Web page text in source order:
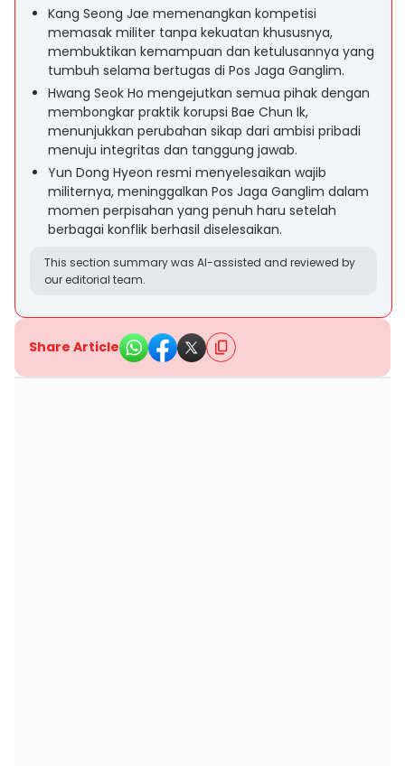
Kang Seong Jae memenangkan kompetisi
memasak militer tanpa kekuatan khususnya,
membuktikan kemampuan dan ketulusannya yang
tumbuh selama bertugas di Pos Jaga Ganglim.
Hwang Seok Ho mengejutkan semua pihak dengan
membongkar praktik korupsi Bae Chun Ik,
menunjukkan perubahan sikap dari ambisi pribadi
menuju integritas dan tanggung jawab.
Yun Dong Hyeon resmi menyelesaikan wajib
militernya, meninggalkan Pos Jaga Ganglim dalam
momen perpisahan yang penuh haru setelah
berbagai konflik berhasil diselesaikan.
This section summary was AI-assisted and reviewed by
our editorial team.
Share Article